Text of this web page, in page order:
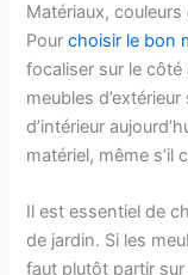
Matériaux,
Pourchoisir le bon
focaliser sur le
meubles
d’intérieur
matériel, même s’il
Il est essentiel de
de jardin. Si les
faut plutôt partir